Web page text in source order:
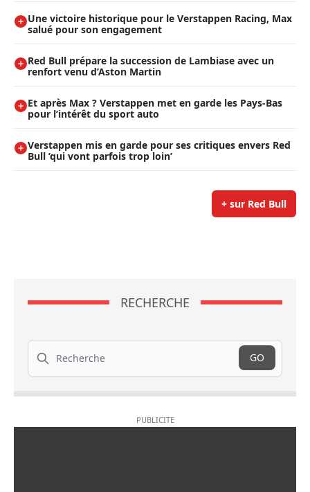
Une victoire historique pour le Verstappen Racing, Max
salué pour son engagement
Red Bull prépare la succession de Lambiase avec un
renfort venu d’Aston Martin
Et après Max ? Verstappen met en garde les Pays-Bas
pour l’intérêt du sport auto
Verstappen mis en garde pour ses critiques envers Red
Bull ’qui vont parfois trop loin’
+ sur Red Bull
RECHERCHE
Recherche
GO